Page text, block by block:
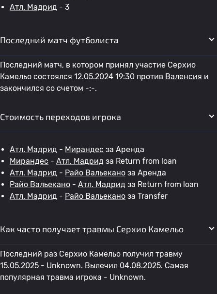
Атл. Мадрид - 3
Последний матч футболиста
Последний матч, в котором принял участие Серхио
Камельо состоялся 12.05.2024 19:30 против Валенсия и
закончился со счетом -:-.
Стоимость переходов игрока
Атл. Мадрид - Мирандес за Аренда
Мирандес - Атл. Мадрид за Return from loan
Атл. Мадрид - Райо Вальекано за Аренда
Райо Вальекано - Атл. Мадрид за Return from loan
Атл. Мадрид - Райо Вальекано за Transfer
Как часто получает травмы Серхио Камельо
Последний раз Серхио Камельо получил травму
15.05.2025 - Unknown. Вылечил 04.08.2025. Самая
популярная травма игрока - Unknown.